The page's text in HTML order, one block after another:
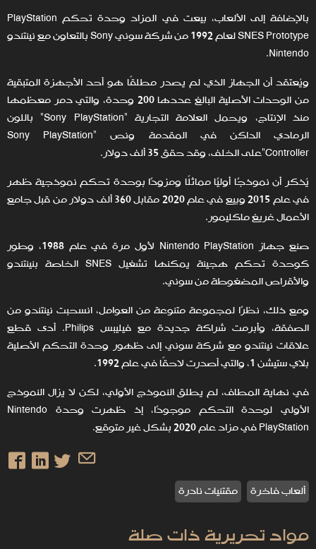
بالإضافة إلى الألعاب، بيعت في المزاد وحدة تحكم PlayStation
SNES Prototype لعام 1992 من شركة سوني Sony بالتعاون مع نينتندو
Nintendo.
ويُعتقد أن الجهاز الذي لم يصدر مطلقًا هو أحد الأجهزة المتبقية
من الوحدات الأصلية البالغ عددها 200 وحدة، والتي دمر معظمها
منذ الإنتاج، ويحمل العلامة التجارية "Sony PlayStation" باللون
الرمادي الداكن في المقدمة ونص "Sony PlayStation
Controller"على الخلف، وقد حقق 35 ألف دولار.
يُذكر أن نموذجًا أوليًا مماثلًا ومزودًا بوحدة تحكم نموذجية ظهر
في عام 2015 وبيع في عام 2020 مقابل 360 ألف دولار من قبل جامع
الأعمال غريغ ماكليمور.
صنع جهاز Nintendo PlayStation لأول مرة في عام 1988، وطور
كوحدة تحكم هجينة يمكنها تشغيل SNES الخاصة بنينتندو
والأقراص المضغوطة من سوني.
ومع ذلك، نظرًا لمجموعة متنوعة من العوامل، انسحبت نينتندو من
الصفقة، وأبرمت شراكة جديدة مع فيليبس Philips. أدى قطع
علاقات نينتندو مع شركة سوني إلى ظهور وحدة التحكم الأصلية
بلاي ستيشن 1، والتي أصدرت لاحقًا في عام 1992.
في نهاية المطاف، لم يطلق النموذج الأولي، لكن لا يزال النموذج
الأولي لوحدة التحكم موجودًا، إذ ظهرت وحدة Nintendo
PlayStation في مزاد عام 2020 بشكل غير متوقع.
ألعاب فاخرة مقتنيات نادرة
مواد تحريرية ذات صلة